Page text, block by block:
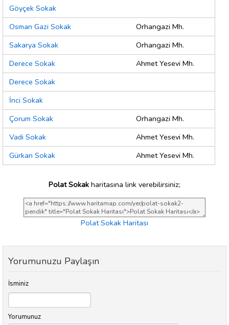
Göyçek Sokak
Osman Gazi Sokak
Orhangazi Mh.
Sakarya Sokak
Orhangazi Mh.
Derece Sokak
Ahmet Yesevi Mh.
Derece Sokak
İnci Sokak
Çorum Sokak
Orhangazi Mh.
Vadi Sokak
Ahmet Yesevi Mh.
Gürkan Sokak
Ahmet Yesevi Mh.
Polat Sokak haritasına link verebilirsiniz;
Polat Sokak Haritası
Yorumunuzu Paylaşın
İsminiz
Yorumunuz